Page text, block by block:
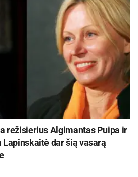
režisierius Algimantas Puipa ir
dar šią vasarą